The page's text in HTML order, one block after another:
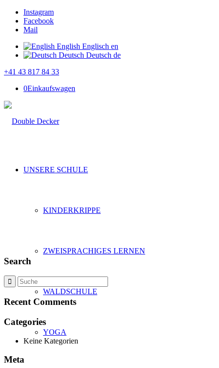
Instagram
Facebook
Mail
English Englisch en
Deutsch Deutsch de
+41 43 817 84 33
0Einkaufswagen
UNSERE SCHULE
KINDERKRIPPE
ZWEISPRACHIGES LERNEN
WALDSCHULE
YOGA
Search
Recent Comments
Categories
Keine Kategorien
Meta